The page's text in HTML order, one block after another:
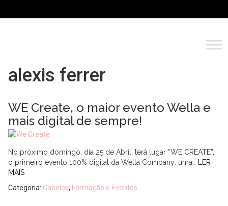
alexis ferrer
WE Create, o maior evento Wella e
mais digital de sempre!
No próximo domingo, dia 25 de Abril, terá lugar “WE CREATE”,
o primeiro evento 100% digital da Wella Company: uma…
LER
MAIS
Categoria: Cabelos, Formação e Eventos